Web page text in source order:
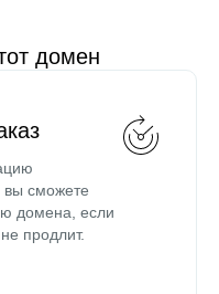
домен
сможете
домена, если
продлит.